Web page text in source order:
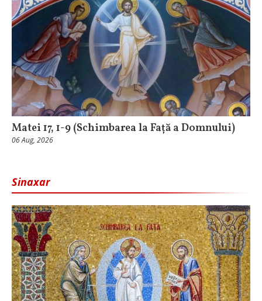
Matei 17, 1-9 (Schimbarea la Față a Domnului)
06 Aug, 2026
Sinaxar